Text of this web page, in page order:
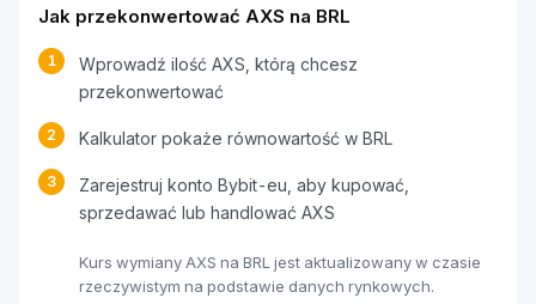
Jak przekonwertować AXS na BRL
1
Wprowadź ilość AXS, którą chcesz
przekonwertować
2 Kalkulator pokaże równowartość w BRL
3
Zarejestruj konto Bybit-eu, aby kupować,
sprzedawać lub handlować AXS
Kurs wymiany AXS na BRL jest aktualizowany w czasie
rzeczywistym na podstawie danych rynkowych.